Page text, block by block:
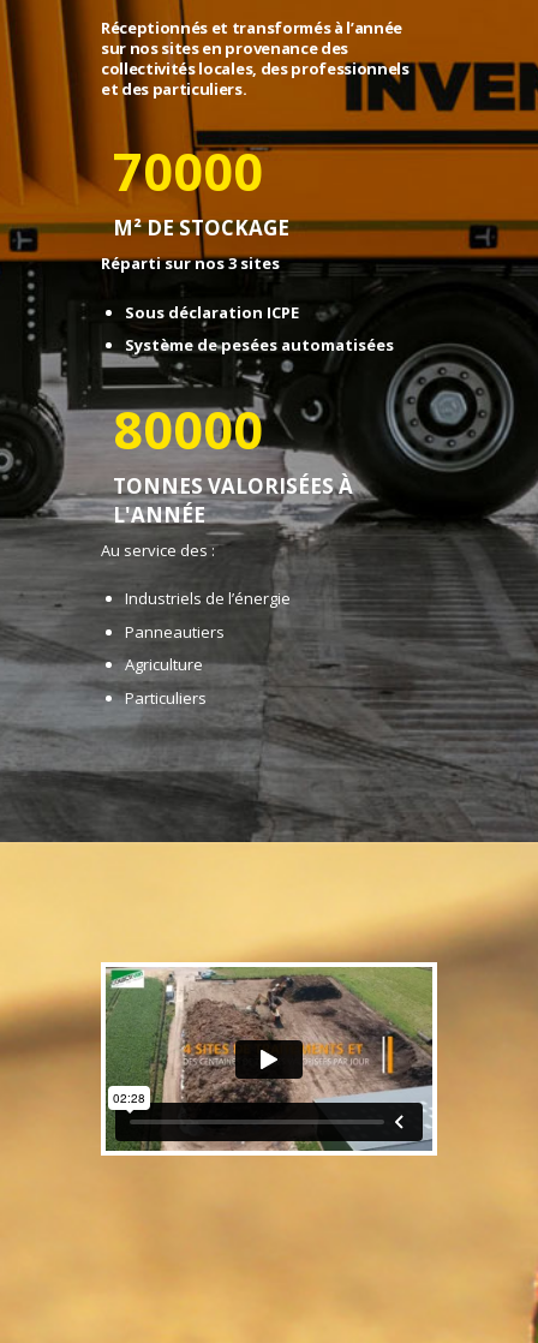
Réceptionnés et transformés à l’année
sur nos sites en provenance des
collectivités locales, des professionnels
et des particuliers.
70000
M² DE STOCKAGE
Réparti sur nos 3 sites
Sous déclaration ICPE
Système de pesées automatisées
80000
TONNES VALORISÉES À
L'ANNÉE
Au service des :
Industriels de l’énergie
Panneautiers
Agriculture
Particuliers